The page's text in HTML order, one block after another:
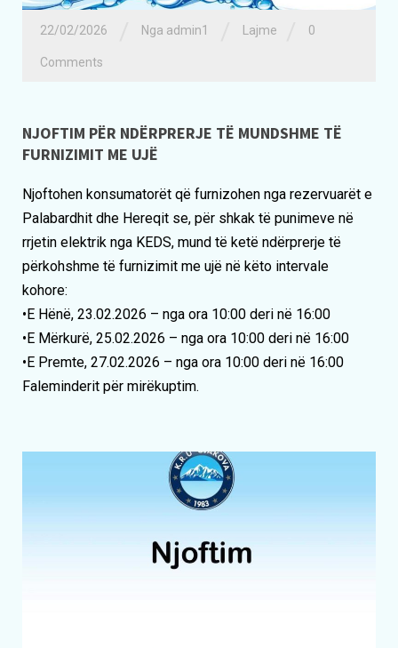
22/02/2026 Nga admin1 Lajme 0
Comments
NJOFTIM PËR NDËRPRERJE TË MUNDSHME TË
FURNIZIMIT ME UJË
Njoftohen konsumatorët që furnizohen nga rezervuarët e
Palabardhit dhe Hereqit se, për shkak të punimeve në
rrjetin elektrik nga KEDS, mund të ketë ndërprerje të
përkohshme të furnizimit me ujë në këto intervale
kohore:
•E Hënë, 23.02.2026 – nga ora 10:00 deri në 16:00
•E Mërkurë, 25.02.2026 – nga ora 10:00 deri në 16:00
•E Premte, 27.02.2026 – nga ora 10:00 deri në 16:00
Faleminderit për mirëkuptim.